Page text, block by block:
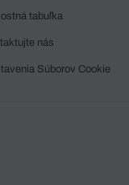
tabuľka
nás
Súborov Cookie